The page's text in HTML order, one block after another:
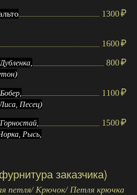
1300
1600
800
Песец)
1100
Рысь,
1500
заказчика)
петля/ Крючок/ Петля крючка